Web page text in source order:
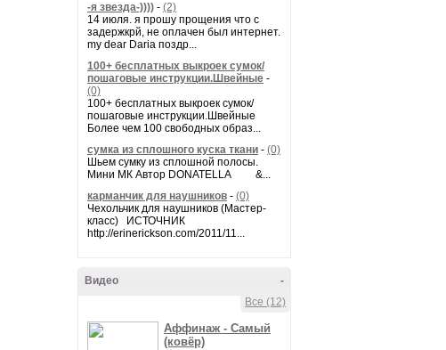
-я звезда-)))) - (2)
14 июля. я прошу прощения что с
задержкрй, не оплачен был интернет.
my dear Daria поздр...
100+ бесплатных выкроек сумок/
пошаговые инструкции.Швейные -
(0)
100+ бесплатных выкроек сумок/
пошаговые инструкции.Швейные
Более чем 100 свободных образ...
сумка из сплошного куска ткани - (0)
Шьем сумку из сплошной полосы.
Мини МК Автор DONATELLA &...
карманчик для наушников - (0)
Чехольчик для наушников (Мастер-
класс) ИСТОЧНИК
http://erinerickson.com/2011/11...
-
Видео
Все (12)
Аффинаж - Самый
(ковёр)